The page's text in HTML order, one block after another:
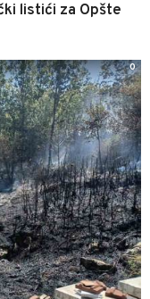
listići za Opšte
0